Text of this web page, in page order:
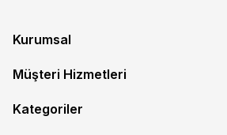
Kurumsal
Müşteri Hizmetleri
Kategoriler